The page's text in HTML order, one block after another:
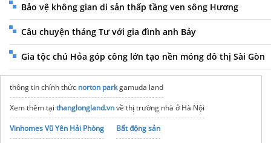
Bảo vệ không gian di sản thấp tầng ven sông Hương
Câu chuyện tháng Tư với gia đình anh Bảy
Gia tộc chú Hỏa góp công lớn tạo nền móng đô thị Sài Gòn
thông tin chính thức norton parkgamuda land
Xem thêm tại thanglongland.vnvề thị trường nhà ở Hà Nội
Vinhomes Vũ Yên Hải Phòng
Bất động sản